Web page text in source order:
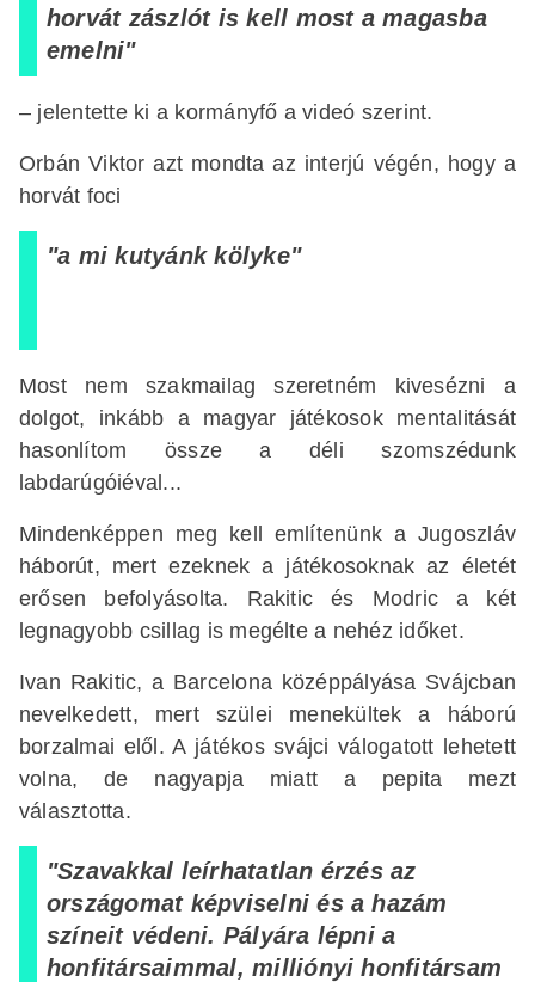
horvát zászlót is kell most a magasba
emelni"
– jelentette ki a kormányfő a videó szerint.
Orbán Viktor azt mondta az interjú végén, hogy a
horvát foci
"a mi kutyánk kölyke"
Most nem szakmailag szeretném kivesézni a
dolgot, inkább a magyar játékosok mentalitását
hasonlítom össze a déli szomszédunk
labdarúgóiéval...
Mindenképpen meg kell említenünk a Jugoszláv
háborút, mert ezeknek a játékosoknak az életét
erősen befolyásolta. Rakitic és Modric a két
legnagyobb csillag is megélte a nehéz időket.
Ivan Rakitic, a Barcelona középpályása Svájcban
nevelkedett, mert szülei menekültek a háború
borzalmai elől. A játékos svájci válogatott lehetett
volna, de nagyapja miatt a pepita mezt
választotta.
"Szavakkal leírhatatlan érzés az
országomat képviselni és a hazám
színeit védeni. Pályára lépni a
honfitársaimmal, milliónyi honfitársam